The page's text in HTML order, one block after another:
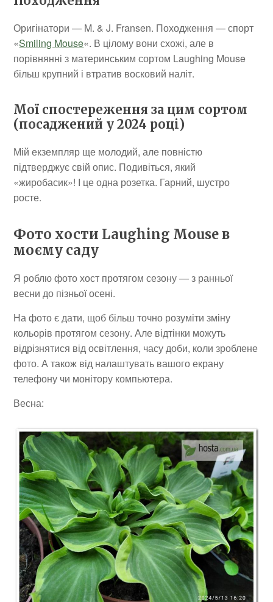
Оригінатори — M. & J. Fransen. Походження — спорт
«Smiling Mouse«. В цілому вони схожі, але в
порівнянні з материнським сортом Laughing Mouse
більш крупний і втратив восковий наліт.
Мої спостереження за цим сортом
(посаджений у 2024 році)
Мій екземпляр ще молодий, але повністю
підтверджує свій опис. Подивіться, який
«жиробасик»! І це одна розетка. Гарний, шустро
росте.
Фото хости Laughing Mouse в
моєму саду
Я роблю фото хост протягом сезону — з ранньої
весни до пізньої осені.
На фото є дати, щоб більш точно розуміти зміну
кольорів протягом сезону. Але відтінки можуть
відрізнятися від освітлення, часу доби, коли зроблене
фото. А також від налаштувать вашого екрану
телефону чи монітору компьютера.
Весна: